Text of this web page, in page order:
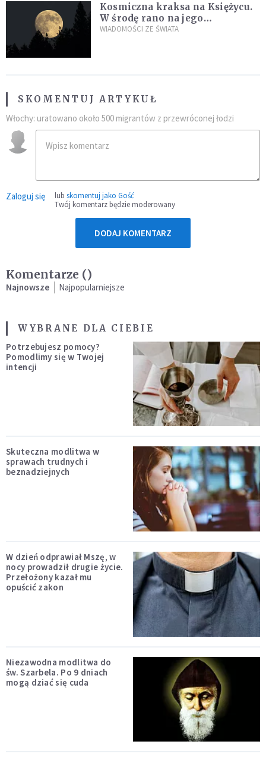
Kosmiczna kraksa na Księżycu.
W środę rano na jego
powierzchni dojdzie do
WIADOMOŚCI ZE ŚWIATA
SKOMENTUJ ARTYKUŁ
Włochy: uratowano około 500 migrantów z przewróconej łodzi
Zaloguj się lub skomentuj jako Gość
Twój komentarz będzie moderowany
DODAJ KOMENTARZ
Komentarze ()
Najnowsze Najpopularniejsze
WYBRANE DLA CIEBIE
Potrzebujesz pomocy?
Pomodlimy się w Twojej
intencji
Skuteczna modlitwa w
sprawach trudnych i
beznadziejnych
W dzień odprawiał Mszę, w
nocy prowadził drugie życie.
Przełożony kazał mu
opuścić zakon
Niezawodna modlitwa do
św. Szarbela. Po 9 dniach
mogą dziać się cuda